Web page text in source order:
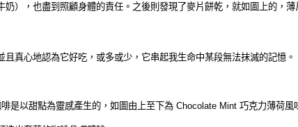
），也盡到照顧身體的責任。之後則發現了麥片餅乾，就如圖上的，
真心地認為它好吃，或多或少，它串起我生命中某段無法抹滅的記憶 。
是以甜點為靈感產生的，如圖由上至下為 Chocolate Mint 巧克力薄荷風